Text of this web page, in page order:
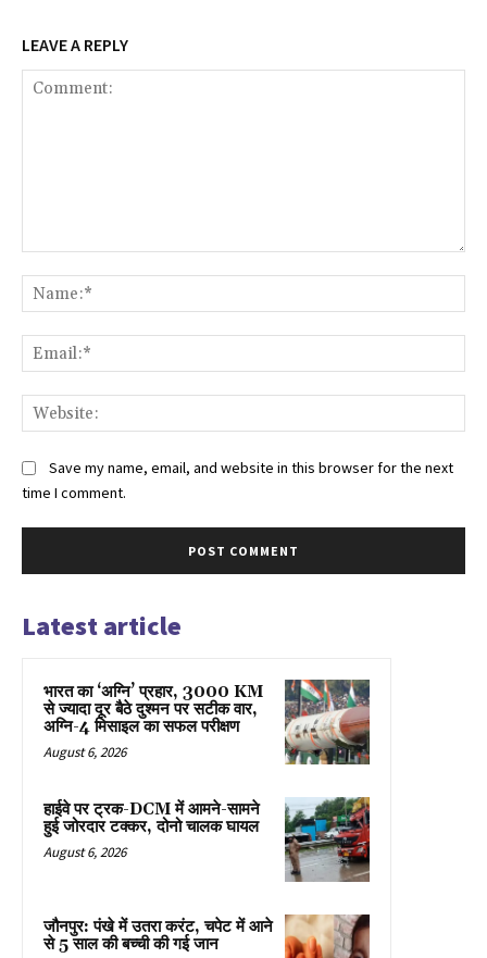
LEAVE A REPLY
Save my name, email, and website in this browser for the next
time I comment.
Latest article
भारत का ‘अग्नि’ प्रहार, 3000 KM
से ज्यादा दूर बैठे दुश्मन पर सटीक वार,
अग्नि-4 मिसाइल का सफल परीक्षण
August 6, 2026
हाईवे पर ट्रक-DCM में आमने-सामने
हुई जोरदार टक्कर, दोनो चालक घायल
August 6, 2026
जौनपुर: पंखे में उतरा करंट, चपेट में आने
से 5 साल की बच्ची की गई जान